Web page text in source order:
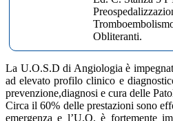
Obliteranti.
La U.O.S.D di Angiologia è
ad elevato profilo clinico e
prevenzione,diagnosi e cura delle
Circa il 60% delle prestazioni sono
emergenza e l’U.O. è fortemente